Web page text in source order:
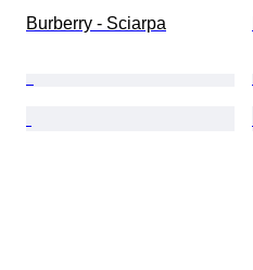
Burberry - Sciarpa